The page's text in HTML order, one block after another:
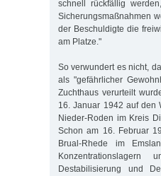
schnell rückfällig
Sicherungsmaßnahmen
der Beschuldigte die
am Platze."
So verwundert es nicht,
als "gefährlicher
Zuchthaus verurteilt
16. Januar 1942 auf den
Nieder-Roden im Kreis
Schon am 16. Februar
Brual-Rhede im
Destabilisierung und